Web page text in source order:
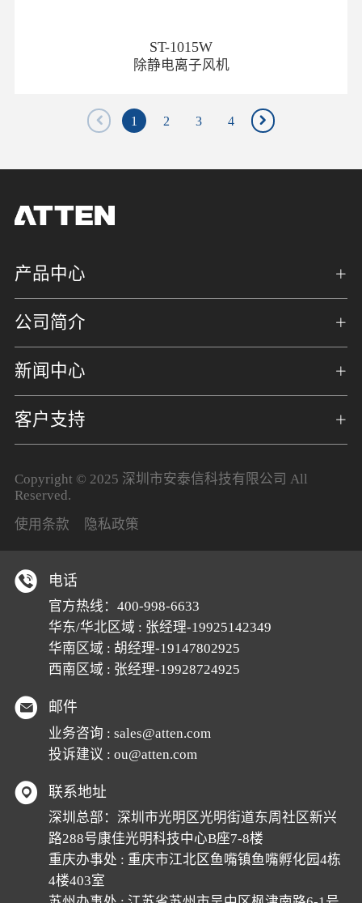
ST-1015W
除静电离子风机
1 2 3 4
产品中心
公司简介
新闻中心
客户支持
Copyright © 2025 深圳市安泰信科技有限公司 All
Reserved.
使用条款
隐私政策
电话
官方热线： 400-998-6633
华东/华北区域 : 张经理-19925142349
华南区域 : 胡经理-19147802925
西南区域 : 张经理-19928724925
邮件
业务咨询 : sales@atten.com
投诉建议 : ou@atten.com
联系地址
深圳总部：深圳市光明区光明街道东周社区新兴
路288号康佳光明科技中心B座7-8楼
重庆办事处 : 重庆市江北区鱼嘴镇鱼嘴孵化园4栋
4楼403室